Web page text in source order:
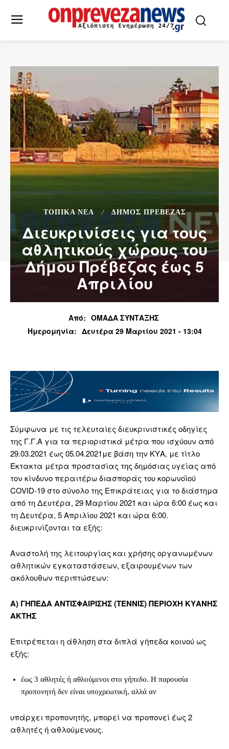
ΤΟΠΙΚΆ ΝΈΑ ΔΉΜΟΣ ΠΡΈΒΕΖΑΣ
Διευκρινίσεις για τους
αθλητικούς χώρους του
Δήμου Πρέβεζας έως 5
Απριλίου
Από: ΟΜΑΔΑ ΣΥΝΤΑΞΗΣ
Ημερομηνία: Δευτέρα 29 Μαρτίου 2021 - 13:04
Σύμφωνα με τις τελευταίες διευκρινιστικές οδηγίες
της Γ.Γ.Α για τα περιοριστικά μέτρα που ισχύουν από
29.03.2021 έως 05.04.2021με βάση την ΚΥΑ, με τίτλο
Έκτακτα μέτρα προστασίας της δημόσιας υγείας από
τον κίνδυνο περαιτέρω διασποράς του κορωνοϊού
COVID-19 στο σύνολο της Επικράτειας για το διάστημα
από τη Δευτέρα, 29 Μαρτίου 2021 και ώρα 6:00 έως και
τη Δευτέρα, 5 Απριλίου 2021 και ώρα 6:00.
διευκρινίζονται τα εξής:
Αναστολή της λειτουργίας και χρήσης οργανωμένων
αθλητικών εγκαταστάσεων, εξαιρουμένων των
ακόλουθων περιπτώσεων:
Α) ΓΗΠΕΔΑ ΑΝΤΙΣΦΑΙΡΙΣΗΣ (ΤΕΝΝΙΣ) ΠΕΡΙΟΧΗ ΚΥΑΝΗΣ
ΑΚΤΗΣ
Επιτρέπεται η άθληση στα διπλά γήπεδα κοινού ως
εξής:
έως 3 αθλητές ή αθλούμενοι στο γήπεδο. Η παρουσία
προπονητή δεν είναι υποχρεωτική, αλλά αν
υπάρχει προπονητής, μπορεί να προπονεί έως 2
αθλητές ή αθλούμενους.